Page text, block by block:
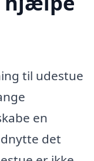
til udestue
en
det